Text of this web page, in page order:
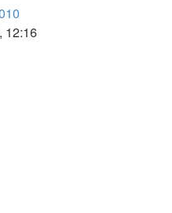
12:16